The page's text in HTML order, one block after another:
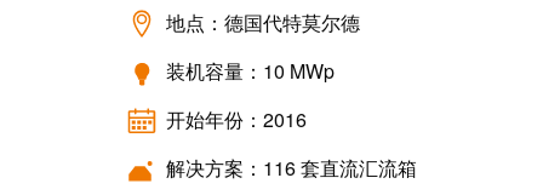
作
场
所
位
获
官
地点：德国代特莫尔德
装机容量：10 MWp
开始年份：2016
解决方案：116 套直流汇流箱